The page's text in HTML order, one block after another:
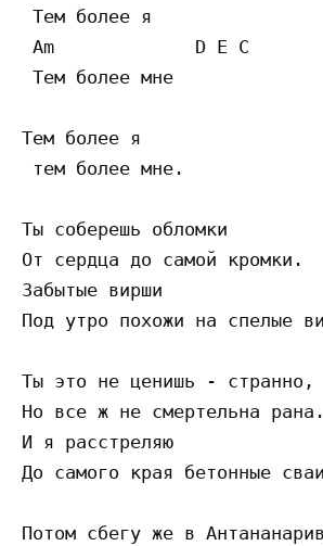
Тем более я
Am             D E C
Тем более мне
Тем более я
тем более мне.
Ты соберешь обломки
От сердца до самой кромки.
Забытые вирши
Под утро похожи на спелые
Ты это не ценишь - странно,
Но все ж не смертельна рана.
И я расстреляю
До самого края бетонные
Потом сбегу же в